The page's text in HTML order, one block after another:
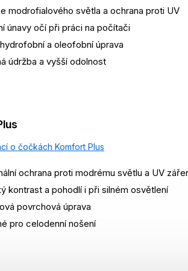
modrofialového světla a ochrana proti UV
únavy očí při práci na počítači
a oleofobní úprava
údržba a vyšší odolnost
o čočkách Komfort Plus
ochrana proti modrému světlu a UV
kontrast a pohodlí i při silném osvětlení
povrchová úprava
pro celodenní nošení